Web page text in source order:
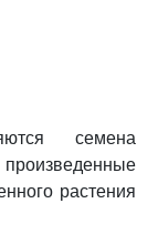
семена
растения